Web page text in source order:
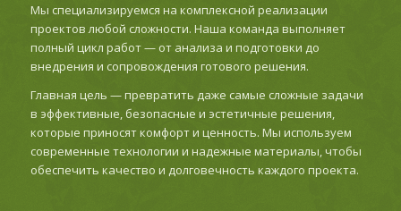
Мы специализируемся на комплексной реализации
проектов любой сложности. Наша команда выполняет
полный цикл работ — от анализа и подготовки до
внедрения и сопровождения готового решения.
Главная цель — превратить даже самые сложные задачи
в эффективные, безопасные и эстетичные решения,
которые приносят комфорт и ценность. Мы используем
современные технологии и надежные материалы, чтобы
обеспечить качество и долговечность каждого проекта.